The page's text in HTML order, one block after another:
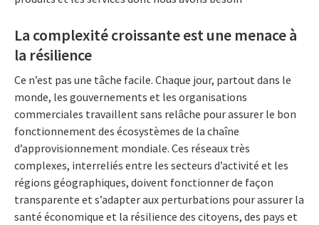
La complexité croissante est une menace à
la résilience
Ce n’est pas une tâche facile. Chaque jour, partout dans le
monde, les gouvernements et les organisations
commerciales travaillent sans relâche pour assurer le bon
fonctionnement des écosystèmes de la chaîne
d’approvisionnement mondiale. Ces réseaux très
complexes, interreliés entre les secteurs d’activité et les
régions géographiques, doivent fonctionner de façon
transparente et s’adapter aux perturbations pour assurer la
santé économique et la résilience des citoyens, des pays et